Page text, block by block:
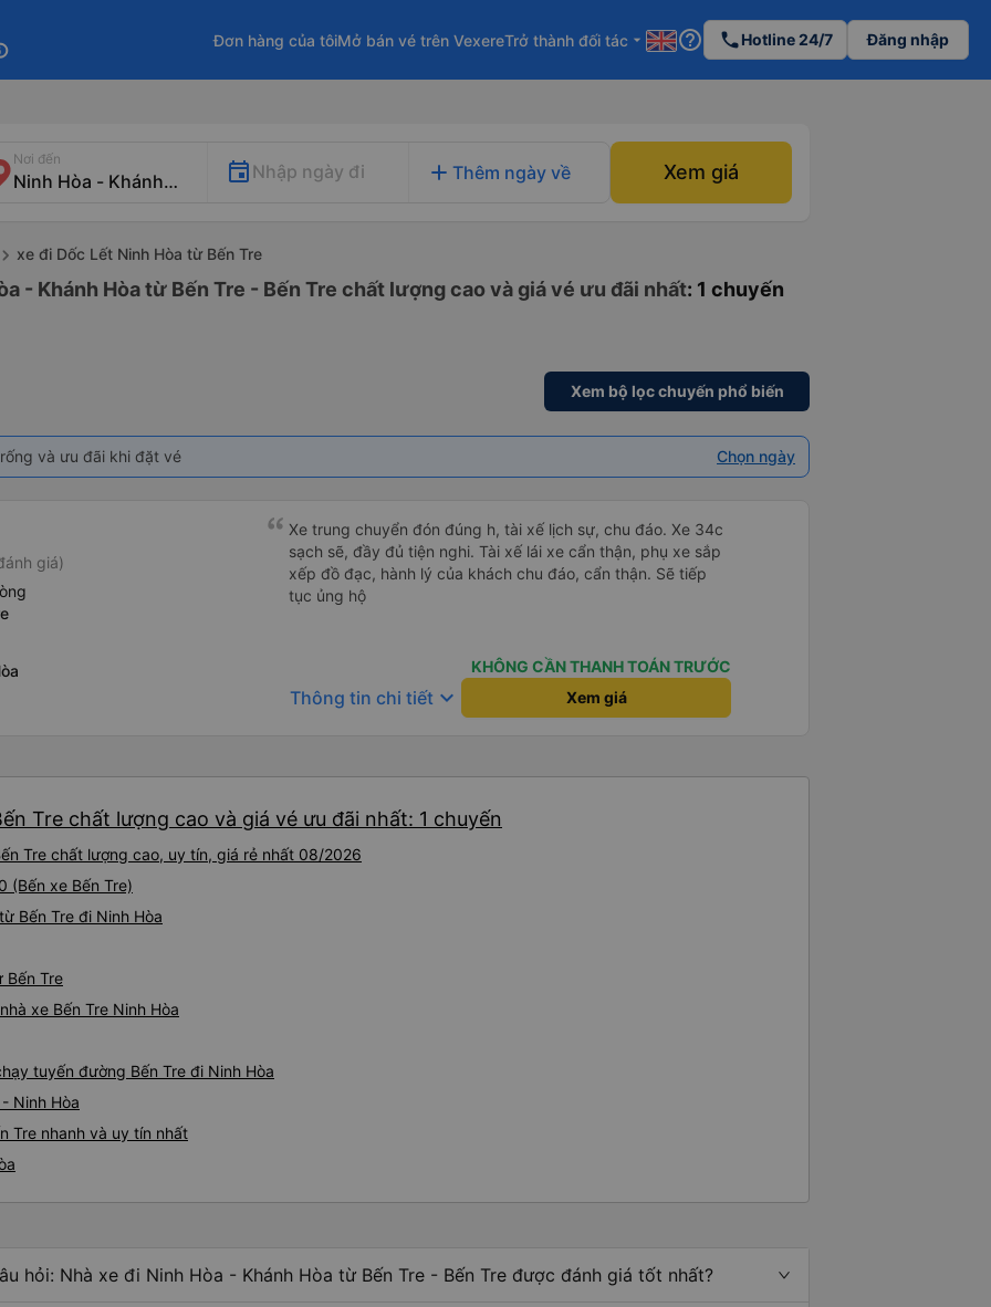
Đơn hàng của tôiMở bán vé trên VexereTrở thành đối tác arrow_drop_down help_outline phoneHotline 24/7 Đăng nhập
Nơi đến
Nhập ngày đi add Thêm ngày về Xem giá
xe đi Dốc Lết Ninh Hòa từ Bến Tre
- Khánh Hòa từ Bến Tre - Bến Tre chất lượng cao và giá vé ưu đãi nhất: 1 chuyến
Xem bộ lọc chuyến phổ biến
và ưu đãi khi đặt vé Chọn ngày
giá)
Xe trung chuyển đón đúng h, tài xế lịch sự, chu đáo. Xe 34c
sạch sẽ, đầy đủ tiện nghi. Tài xế lái xe cẩn thận, phụ xe sắp
xếp đồ đạc, hành lý của khách chu đáo, cẩn thận. Sẽ tiếp
tục ủng hộ
KHÔNG CẦN THANH TOÁN TRƯỚC
Thông tin chi tiết keyboard_arrow_down Xem giá
Tre chất lượng cao và giá vé ưu đãi nhất: 1 chuyến
Tre chất lượng cao, uy tín, giá rẻ nhất 08/2026
(Bến xe Bến Tre)
Bến Tre đi Ninh Hòa
Bến Tre
xe Bến Tre Ninh Hòa
tuyến đường Bến Tre đi Ninh Hòa
Ninh Hòa
Tre nhanh và uy tín nhất
hỏi: Nhà xe đi Ninh Hòa - Khánh Hòa từ Bến Tre - Bến Tre được đánh giá tốt nhất?